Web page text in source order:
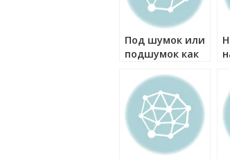
Под шумок или
подшумок как